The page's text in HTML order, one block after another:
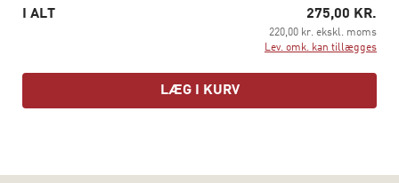
I ALT 275,00 KR.
220,00 kr. ekskl. moms
Lev. omk. kan tillægges
LÆG I KURV